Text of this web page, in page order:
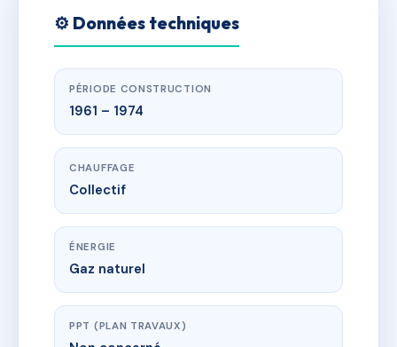
⚙️ Données techniques
PÉRIODE CONSTRUCTION
1961 – 1974
CHAUFFAGE
Collectif
ÉNERGIE
Gaz naturel
PPT (PLAN TRAVAUX)